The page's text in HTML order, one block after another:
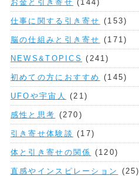
お金と引き寄せ (144)
仕事に関する引き寄せ (153)
脳の仕組みと引き寄せ (171)
NEWS&TOPICS (241)
初めての方におすすめ (145)
UFOや宇宙人 (21)
感性と思考 (270)
引き寄せ体験談 (17)
体と引き寄せの関係 (120)
直感やインスピレーション (25)